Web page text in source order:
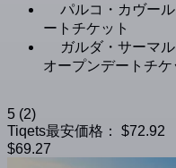
パルコ・カヴー
ートチケット
ガルダ・サーマ
オープンデートチケ
5 (2)
Tiqets最安価格：
$72.92
$69.27